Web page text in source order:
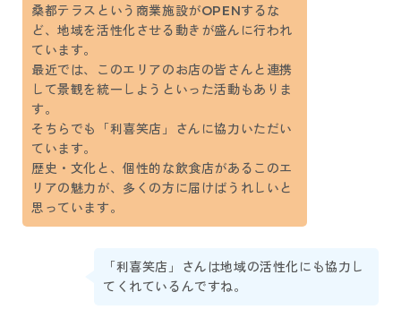
桑都テラスという商業施設がOPENするな
ど、地域を活性化させる動きが盛んに行われ
ています。
最近では、このエリアのお店の皆さんと連携
して景観を統一しようといった活動もありま
す。
そちらでも「利喜笑店」さんに協力いただい
ています。
歴史・文化と、個性的な飲食店があるこのエ
リアの魅力が、多くの方に届けばうれしいと
思っています。
「利喜笑店」さんは地域の活性化にも協力し
てくれているんですね。